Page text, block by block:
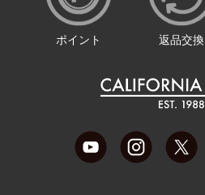
ポイント 返品交換